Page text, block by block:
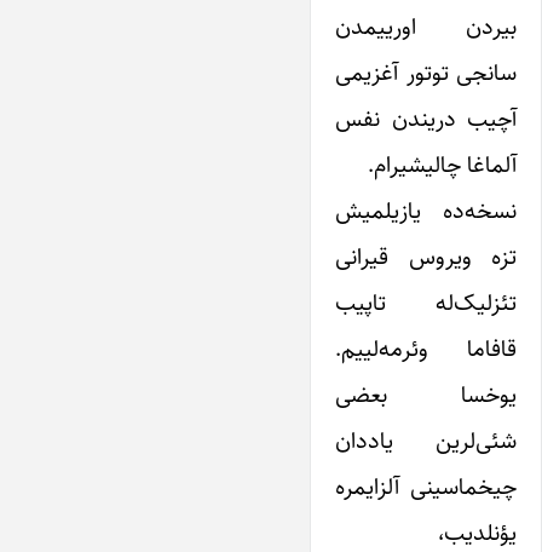
بیردن اورییمدن
سانجی توتور آغزیمی
آچیب دریندن نفس
آلماغا چالیشیرام.
نسخه‌ده یازیلمیش
تزه ویروس قیرانی
تئزلیک‌له تاپیب
قافاما وئرمه‌لییم.
یوخسا بعضی
شئی‌لرین یاددان
چیخماسینی آلزایمره
یؤنلدیب،